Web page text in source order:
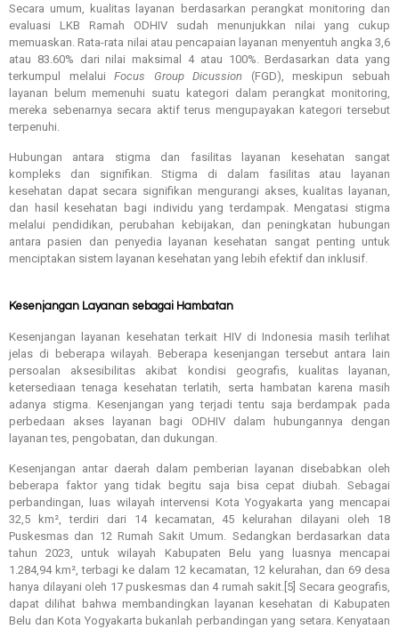
Secara umum, kualitas layanan berdasarkan perangkat monitoring dan
evaluasi LKB Ramah ODHIV sudah menunjukkan nilai yang cukup
memuaskan. Rata-rata nilai atau pencapaian layanan menyentuh angka 3,6
atau 83.60% dari nilai maksimal 4 atau 100%. Berdasarkan data yang
terkumpul melaluiFocus Group Dicussion (FGD), meskipun sebuah
layanan belum memenuhi suatu kategori dalam perangkat monitoring,
mereka sebenarnya secara aktif terus mengupayakan kategori tersebut
terpenuhi.
Hubungan antara stigma dan fasilitas layanan kesehatan sangat
kompleks dan signifikan. Stigma di dalam fasilitas atau layanan
kesehatan dapat secara signifikan mengurangi akses, kualitas layanan,
dan hasil kesehatan bagi individu yang terdampak. Mengatasi stigma
melalui pendidikan, perubahan kebijakan, dan peningkatan hubungan
antara pasien dan penyedia layanan kesehatan sangat penting untuk
menciptakan sistem layanan kesehatan yang lebih efektif dan inklusif.
Kesenjangan Layanan sebagai Hambatan
Kesenjangan layanan kesehatan terkait HIV di Indonesia masih terlihat
jelas di beberapa wilayah. Beberapa kesenjangan tersebut antara lain
persoalan aksesibilitas akibat kondisi geografis, kualitas layanan,
ketersediaan tenaga kesehatan terlatih, serta hambatan karena masih
adanya stigma. Kesenjangan yang terjadi tentu saja berdampak pada
perbedaan akses layanan bagi ODHIV dalam hubungannya dengan
layanan tes, pengobatan, dan dukungan.
Kesenjangan antar daerah dalam pemberian layanan disebabkan oleh
beberapa faktor yang tidak begitu saja bisa cepat diubah. Sebagai
perbandingan, luas wilayah intervensi Kota Yogyakarta yang mencapai
32,5 km², terdiri dari 14 kecamatan, 45 kelurahan dilayani oleh 18
Puskesmas dan 12 Rumah Sakit Umum. Sedangkan berdasarkan data
tahun 2023, untuk wilayah Kabupaten Belu yang luasnya mencapai
1.284,94 km², terbagi ke dalam 12 kecamatan, 12 kelurahan, dan 69 desa
hanya dilayani oleh 17 puskesmas dan 4 rumah sakit.[5] Secara geografis,
dapat dilihat bahwa membandingkan layanan kesehatan di Kabupaten
Belu dan Kota Yogyakarta bukanlah perbandingan yang setara. Kenyataan